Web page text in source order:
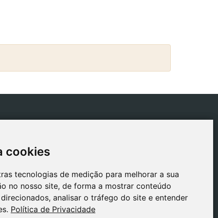
cookies
tecnologias de medição para melhorar a sua
no nosso site, de forma a mostrar conteúdo
analisar o tráfego do site e entender
Política de Privacidade
cookies
tecnologias de medição para melhorar a sua
no nosso site, de forma a mostrar conteúdo
analisar o tráfego do site e entender
Política de Privacidade
de Cookies
de
Legal
Madrid
+34 918 459 877
Segunda a Sexta